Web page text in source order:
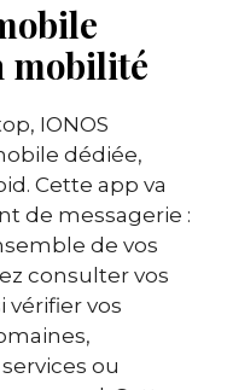
mobilité
IONOS
dédiée,
Cette app va
de messagerie :
de vos
consulter vos
vérifier vos
ou